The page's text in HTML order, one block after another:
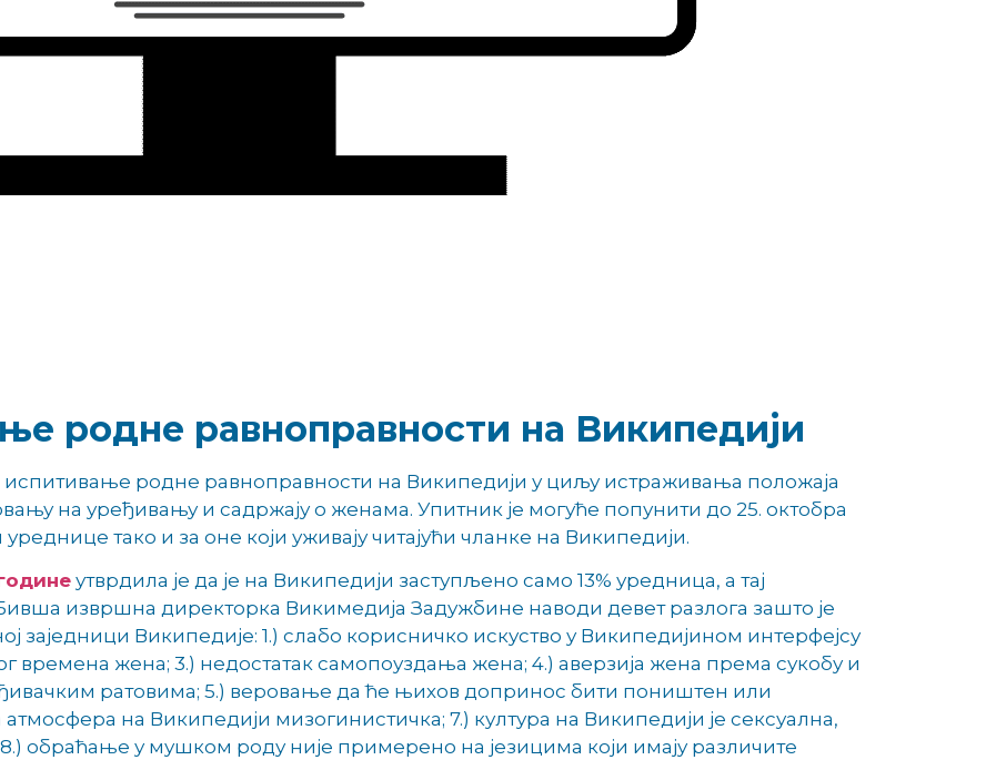
родне равноправности на Википедији
испитивање родне равноправности на Википедији у циљу истраживања положаја
на уређивању и садржају о женама. Упитник је могуће попунити до 25. октобра
тако и за оне који уживају читајући чланке на Википедији.
утврдила је да је на Википедији заступљено само 13% уредница, а тај
извршна директорка Викимедија Задужбине наводи девет разлога зашто је
заједници Википедије: 1.) слабо корисничко искуство у Википедијином интерфејсу
времена жена; 3.) недостатак самопоуздања жена; 4.) аверзија жена према сукобу и
ратовима; 5.) веровање да ће њихов допринос бити поништен или
атмосфера на Википедији мизогинистичка; 7.) култура на Википедији је сексуална,
обраћање у мушком роду није примерено на језицима који имају различите